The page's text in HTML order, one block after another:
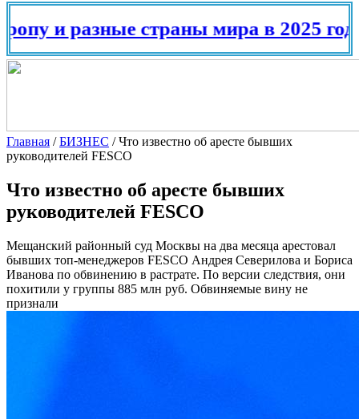
и разные страны мира в 2025 году
Главная /БИЗНЕС /Что известно об аресте бывших
руководителей FESCO
Что известно об аресте бывших
руководителей FESCO
Мещанский районный суд Москвы на два месяца арестовал
бывших топ-менеджеров FESCO Андрея Северилова и Бориса
Иванова по обвинению в растрате. По версии следствия, они
похитили у группы 885 млн руб. Обвиняемые вину не
признали